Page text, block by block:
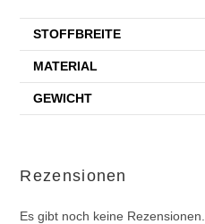
STOFFBREITE
MATERIAL
GEWICHT
Rezensionen
Es gibt noch keine Rezensionen.